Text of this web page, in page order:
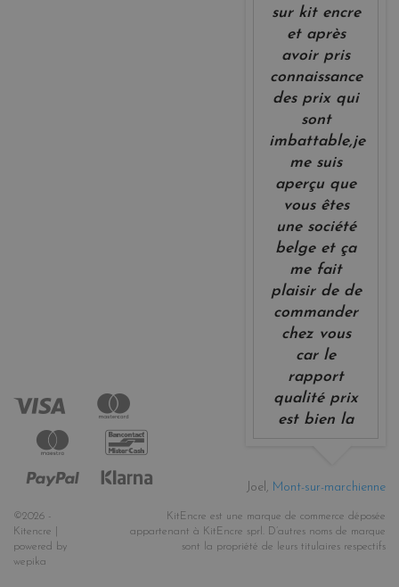
sur kit encre
et après
avoir pris
connaissance
des prix qui
sont
imbattable,je
me suis
aperçu que
vous êtes
une société
belge et ça
me fait
plaisir de de
commander
chez vous
car le
rapport
qualité prix
est bien la
Joel, Mont-sur-marchienne
©2026 -
Kitencre |
powered by
wepika
KitEncre est une marque de commerce déposée
appartenant à KitEncre sprl. D’autres noms de marque
sont la propriété de leurs titulaires respectifs